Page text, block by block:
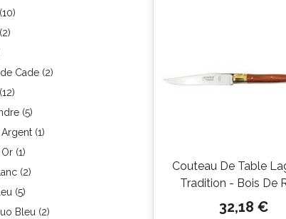
(10)
(2)
de Cade (2)
(12)
(5)
Argent (1)
Or (1)
(2)
(5)
Bleu (2)
Couteau De Table
Tradition - Bois De
Prix
32,18 €